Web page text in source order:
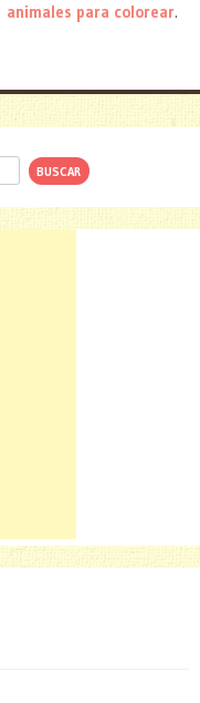
animales para colorear.